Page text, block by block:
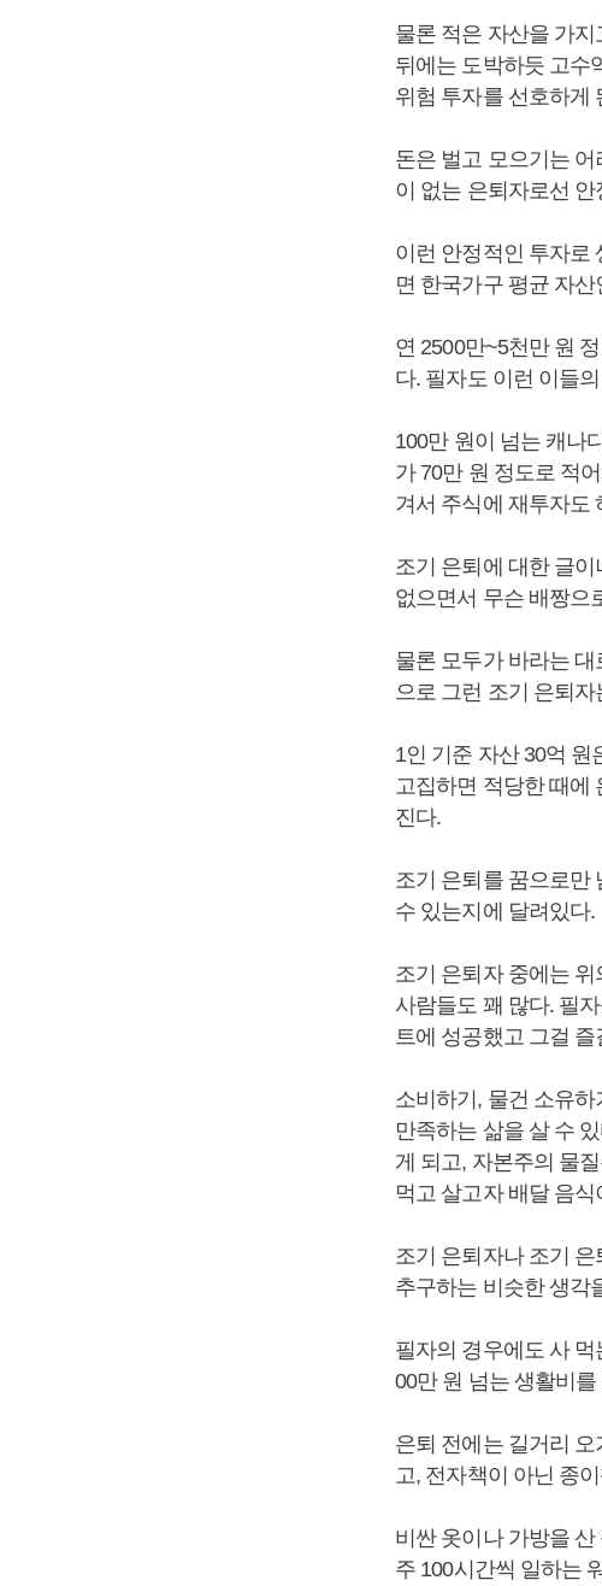
물론 적은 자산을 가
뒤에는 도박하듯 고수
위험 투자를 선호하게
돈은 벌고 모으기는
이 없는 은퇴자로선
이런 안정적인 투자로
면 한국가구 평균 자
연 2500만~5천만 원
다. 필자도 이런 이들
100만 원이 넘는 캐나
가 70만 원 정도로 적
겨서 주식에 재투자도
조기 은퇴에 대한 글
없으면서 무슨 배짱으
물론 모두가 바라는
으로 그런 조기 은퇴
1인 기준 자산 30억
고집하면 적당한 때에
진다.
조기 은퇴를 꿈으로만
수 있는지에 달려있다.
조기 은퇴자 중에는
사람들도 꽤 많다. 필
트에 성공했고 그걸
소비하기, 물건 소유
만족하는 삶을 살 수
게 되고, 자본주의 물
먹고 살고자 배달 음
조기 은퇴자나 조기
추구하는 비슷한 생각
필자의 경우에도 사
00만 원 넘는 생활비
은퇴 전에는 길거리
고, 전자책이 아닌 종
비싼 옷이나 가방을
주 100시간씩 일하는